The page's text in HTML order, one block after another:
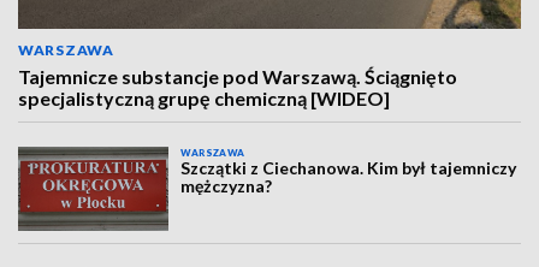
WARSZAWA
Tajemnicze substancje pod Warszawą. Ściągnięto
specjalistyczną grupę chemiczną [WIDEO]
WARSZAWA
Szczątki z Ciechanowa. Kim był tajemniczy
mężczyzna?